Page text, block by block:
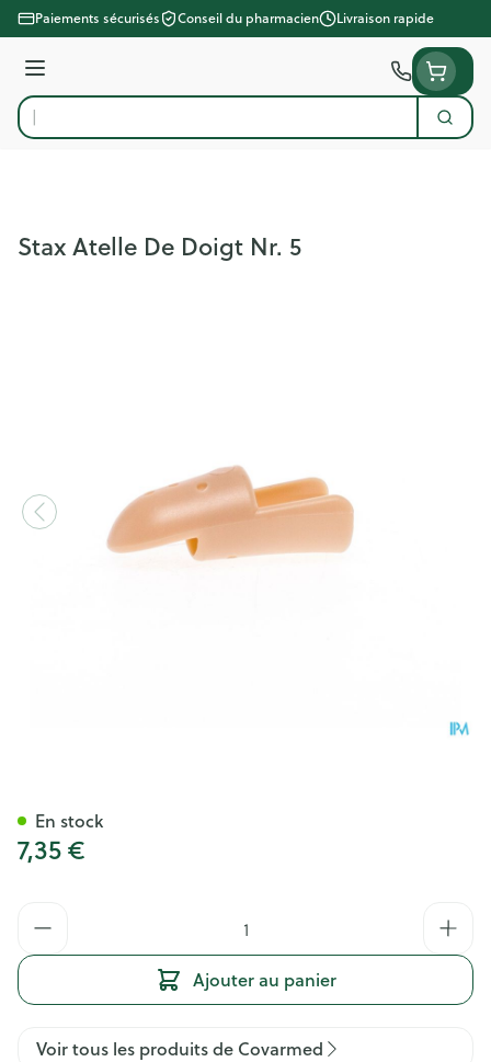
Aller au contenu
Paiements sécurisés Conseil du pharmacien Livraison rapide
Menu
Rechercher
Stax Atelle De Doigt Nr. 5
7,35 €
Ajouter au panier
En stock
Voir tous les produits de Covarmed